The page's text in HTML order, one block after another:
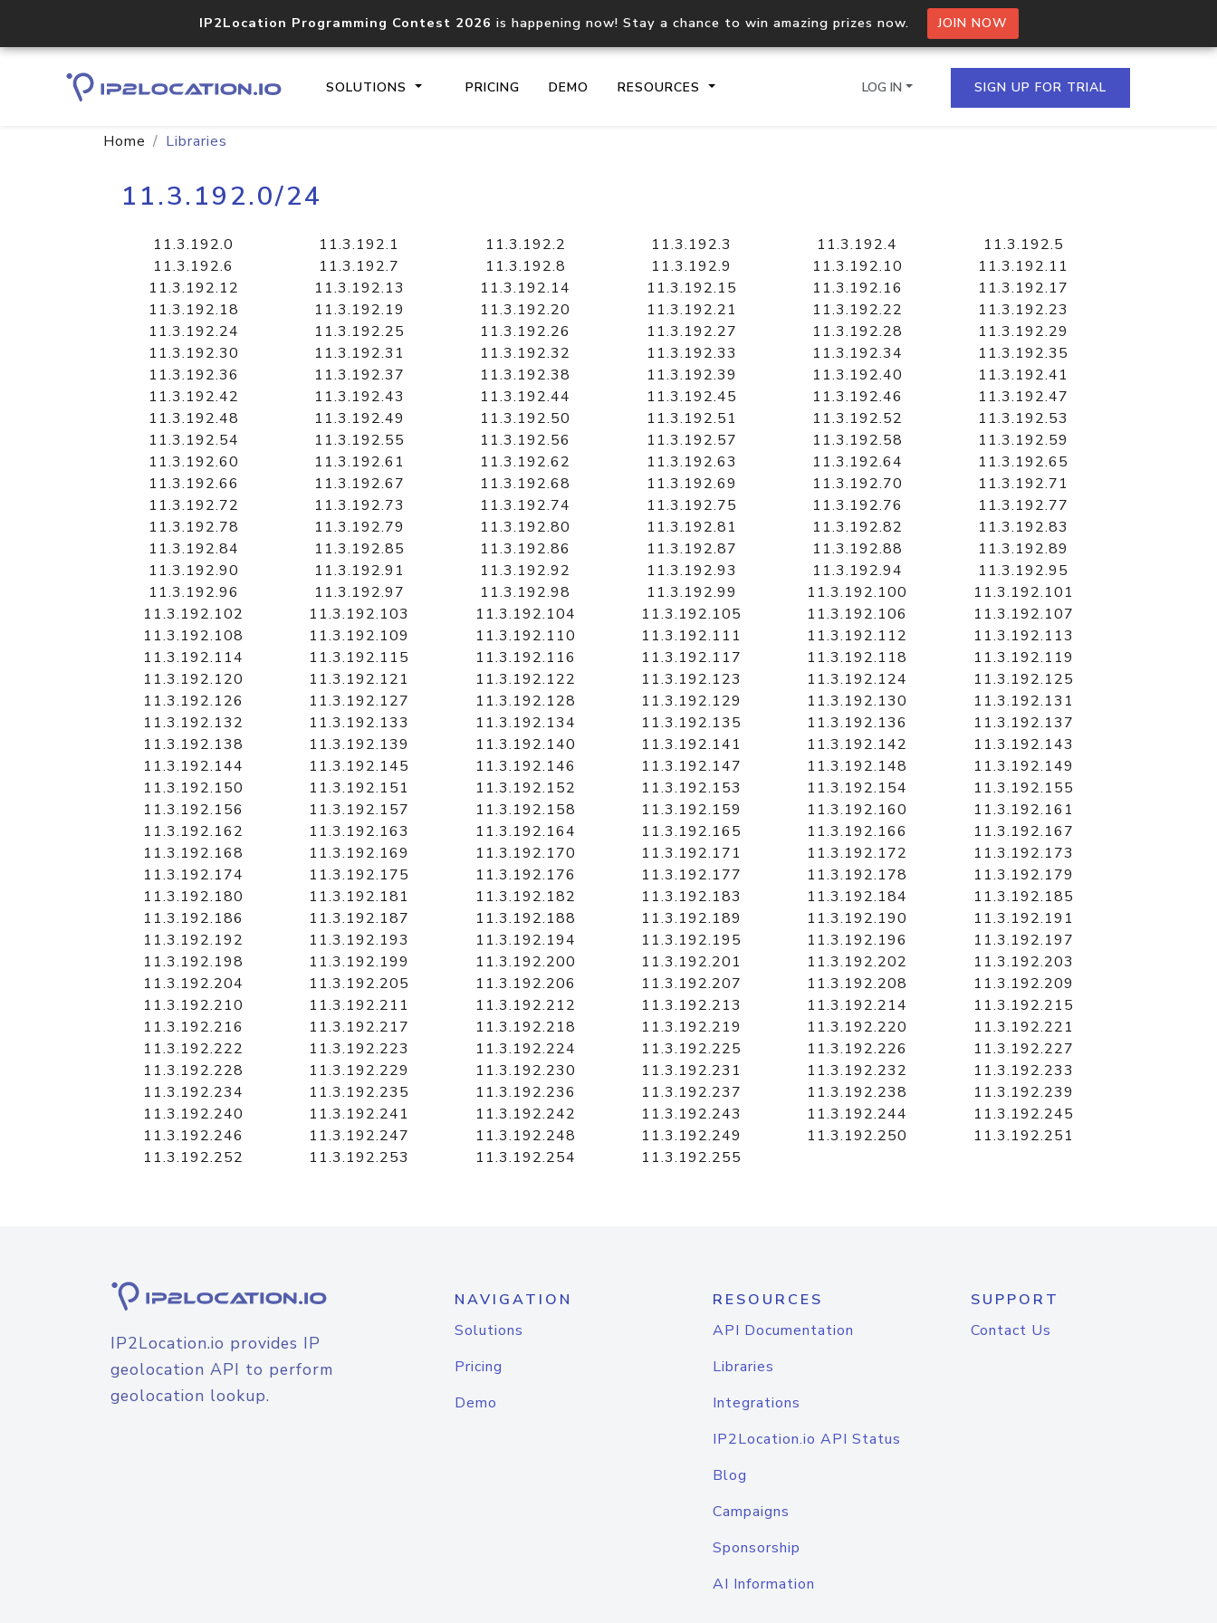
IP2Location Programming Contest 2026 is happening now! Stay a chance to win amazing prizes now. JOIN NOW
SOLUTIONS PRICING DEMO RESOURCES
documentation
Domain WHOIS API
Comprehensive WHOIS data
lookup
Hosted Domain API
Retrieve domains hosted on an IP
LOG IN SIGN UP FOR TRIAL
Home Libraries
11.3.192.0/24
11.3.192.0 11.3.192.1 11.3.192.2 11.3.192.3 11.3.192.4
11.3.192.5
11.3.192.6
11.3.192.7 11.3.192.8 11.3.192.9 11.3.192.10
11.3.192.11
11.3.192.12
11.3.192.13 11.3.192.14 11.3.192.15 11.3.192.16
11.3.192.17
11.3.192.18
11.3.192.19 11.3.192.20 11.3.192.21 11.3.192.22
11.3.192.23
11.3.192.24
11.3.192.25 11.3.192.26 11.3.192.27 11.3.192.28
11.3.192.29
11.3.192.30
11.3.192.31 11.3.192.32 11.3.192.33 11.3.192.34
11.3.192.35
11.3.192.36
11.3.192.37 11.3.192.38 11.3.192.39 11.3.192.40
11.3.192.41
11.3.192.42
11.3.192.43 11.3.192.44 11.3.192.45 11.3.192.46
11.3.192.47
11.3.192.48
11.3.192.49 11.3.192.50 11.3.192.51 11.3.192.52
11.3.192.53
11.3.192.54
11.3.192.55 11.3.192.56 11.3.192.57 11.3.192.58
11.3.192.59
11.3.192.60
11.3.192.61 11.3.192.62 11.3.192.63 11.3.192.64
11.3.192.65
11.3.192.66
11.3.192.67 11.3.192.68 11.3.192.69 11.3.192.70
11.3.192.71
11.3.192.72
11.3.192.73 11.3.192.74 11.3.192.75 11.3.192.76
11.3.192.77
11.3.192.78
11.3.192.79 11.3.192.80 11.3.192.81 11.3.192.82
11.3.192.83
11.3.192.84
11.3.192.85 11.3.192.86 11.3.192.87 11.3.192.88
11.3.192.89
11.3.192.90
11.3.192.91 11.3.192.92 11.3.192.93 11.3.192.94
11.3.192.95
11.3.192.96
11.3.192.97 11.3.192.98 11.3.192.99 11.3.192.100
11.3.192.101
11.3.192.102
11.3.192.103 11.3.192.104 11.3.192.105 11.3.192.106
11.3.192.107
11.3.192.108
11.3.192.109 11.3.192.110 11.3.192.111 11.3.192.112
11.3.192.113
11.3.192.114
11.3.192.115 11.3.192.116 11.3.192.117 11.3.192.118
11.3.192.119
11.3.192.120
11.3.192.121 11.3.192.122 11.3.192.123 11.3.192.124
11.3.192.125
11.3.192.126
11.3.192.127 11.3.192.128 11.3.192.129 11.3.192.130
11.3.192.131
11.3.192.132
11.3.192.133 11.3.192.134 11.3.192.135 11.3.192.136
11.3.192.137
11.3.192.138
11.3.192.139 11.3.192.140 11.3.192.141 11.3.192.142
11.3.192.143
11.3.192.144
11.3.192.145 11.3.192.146 11.3.192.147 11.3.192.148
11.3.192.149
11.3.192.150
11.3.192.151 11.3.192.152 11.3.192.153 11.3.192.154
11.3.192.155
11.3.192.156
11.3.192.157 11.3.192.158 11.3.192.159 11.3.192.160
11.3.192.161
11.3.192.162
11.3.192.163 11.3.192.164 11.3.192.165 11.3.192.166
11.3.192.167
11.3.192.168
11.3.192.169 11.3.192.170 11.3.192.171 11.3.192.172
11.3.192.173
11.3.192.174
11.3.192.175 11.3.192.176 11.3.192.177 11.3.192.178
11.3.192.179
11.3.192.180
11.3.192.181 11.3.192.182 11.3.192.183 11.3.192.184
11.3.192.185
11.3.192.186
11.3.192.187 11.3.192.188 11.3.192.189 11.3.192.190
11.3.192.191
11.3.192.192
11.3.192.193 11.3.192.194 11.3.192.195 11.3.192.196
11.3.192.197
11.3.192.198
11.3.192.199 11.3.192.200 11.3.192.201 11.3.192.202
11.3.192.203
11.3.192.204
11.3.192.205 11.3.192.206 11.3.192.207 11.3.192.208
11.3.192.209
11.3.192.210
11.3.192.211 11.3.192.212 11.3.192.213 11.3.192.214
11.3.192.215
11.3.192.216
11.3.192.217 11.3.192.218 11.3.192.219 11.3.192.220
11.3.192.221
11.3.192.222
11.3.192.223 11.3.192.224 11.3.192.225 11.3.192.226
11.3.192.227
11.3.192.228
11.3.192.229 11.3.192.230 11.3.192.231 11.3.192.232
11.3.192.233
11.3.192.234
11.3.192.235 11.3.192.236 11.3.192.237 11.3.192.238
11.3.192.239
11.3.192.240
11.3.192.241 11.3.192.242 11.3.192.243 11.3.192.244
11.3.192.245
11.3.192.246
11.3.192.247 11.3.192.248 11.3.192.249 11.3.192.250
11.3.192.251
11.3.192.252
11.3.192.253 11.3.192.254 11.3.192.255
IP2Location.io provides IP
geolocation API to perform
geolocation lookup.
NAVIGATION
Solutions
Pricing
Demo
RESOURCES
API Documentation
Libraries
Integrations
IP2Location.io API Status
Blog
Campaigns
Sponsorship
AI Information
SUPPORT
Contact Us